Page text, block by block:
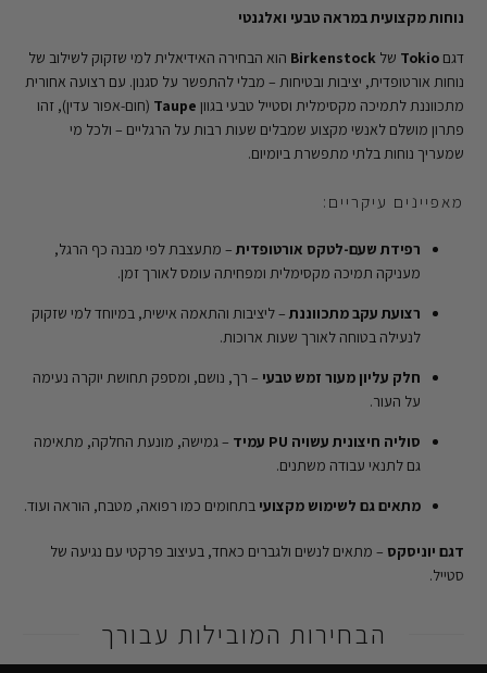
נוחות מקצועית במראה טבעי ואלגנטי
דגםTokio שלBirkenstock הוא הבחירה האידיאלית למי שזקוק לשילוב של
נוחות אורטופדית, יציבות ובטיחות – מבלי להתפשר על סגנון. עם רצועה אחורית
מתכווננת לתמיכה מקסימלית וסטייל טבעי בגוון Taupe (חום-אפור עדין), זהו
פתרון מושלם לאנשי מקצוע שמבלים שעות רבות על הרגליים – ולכל מי
שמעריך נוחות בלתי מתפשרת ביומיום.
מאפיינים עיקריים:
רפידת שעם-לטקס אורטופדית – מתעצבת לפי מבנה כף הרגל,
מעניקה תמיכה מקסימלית ומפחיתה עומס לאורך זמן.
רצועת עקב מתכווננת – ליציבות והתאמה אישית, במיוחד למי שזקוק
לנעילה בטוחה לאורך שעות ארוכות.
חלק עליון מעור זמש טבעי – רך, נושם, ומספק תחושת יוקרה נעימה
על העור.
סוליה חיצונית עשויה PU עמיד
– גמישה, מונעת החלקה, מתאימה
גם לתנאי עבודה משתנים.
מתאים גם לשימוש מקצועי בתחומים כמו רפואה, מטבח, הוראה ועוד.
דגם יוניסקס – מתאים לנשים ולגברים כאחד, בעיצוב פרקטי עם נגיעה של
סטייל.
הבחירות המובילות עבורך